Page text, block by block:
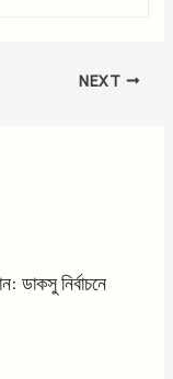
NEXT
ডাকসু নির্বাচনে